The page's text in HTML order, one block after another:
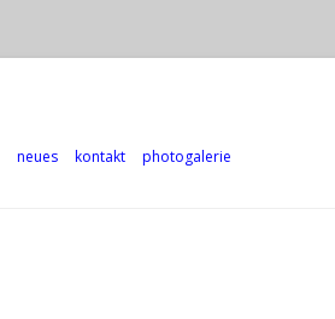
Zum Inhalt springen
neues kontakt photogalerie